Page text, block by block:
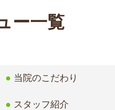
ー一覧
当院のこだわり
スタッフ紹介